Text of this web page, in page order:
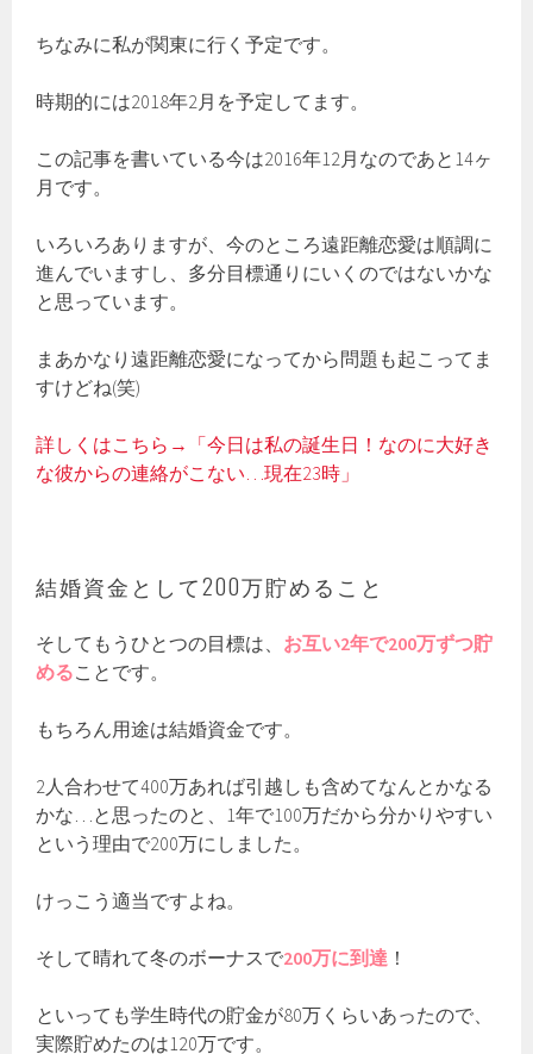
ちなみに私が関東に行く予定です。
時期的には2018年2月を予定してます。
この記事を書いている今は2016年12月なのであと14ヶ
月です。
いろいろありますが、今のところ遠距離恋愛は順調に
進んでいますし、多分目標通りにいくのではないかな
と思っています。
まあかなり遠距離恋愛になってから問題も起こってま
すけどね(笑)
詳しくはこちら→「今日は私の誕生日！なのに大好き
な彼からの連絡がこない…現在23時」
結婚資金として200万貯めること
そしてもうひとつの目標は、 お互い2年で200万ずつ貯
めることです。
もちろん用途は結婚資金です。
2人合わせて400万あれば引越しも含めてなんとかなる
かな…と思ったのと、1年で100万だから分かりやすい
という理由で200万にしました。
けっこう適当ですよね。
そして晴れて冬のボーナスで200万に到達 ！
といっても学生時代の貯金が80万くらいあったので、
実際貯めたのは120万です。